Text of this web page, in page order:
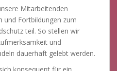
Mitarbeitenden
und Fortbildungen zum
teil. So stellen wir
und
dauerhaft gelebt werden.